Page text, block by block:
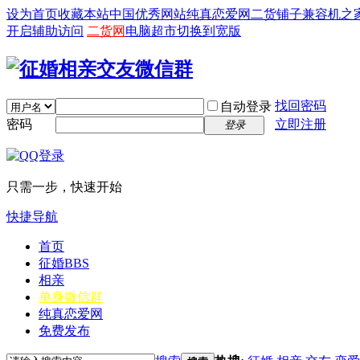
设为首页收藏本站中国优秀网站纯真恋爱网 二货铺子兼容机之
开启辅助访问 二货网 电脑超市切换到宽版
自动登录 找回密码
密码
登录 立即注册
只需一步，快速开始
快捷导航
首页
征婚BBS
相亲
单身微信群
纯真恋爱网
免费发布